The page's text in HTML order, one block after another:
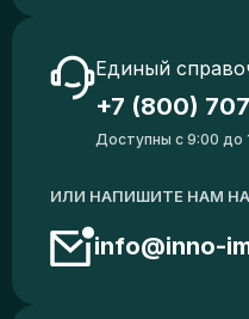
Единый
+7 (800)
Доступны с 9:00 до
ИЛИ НАПИШИТЕ НАМ
info@inno-